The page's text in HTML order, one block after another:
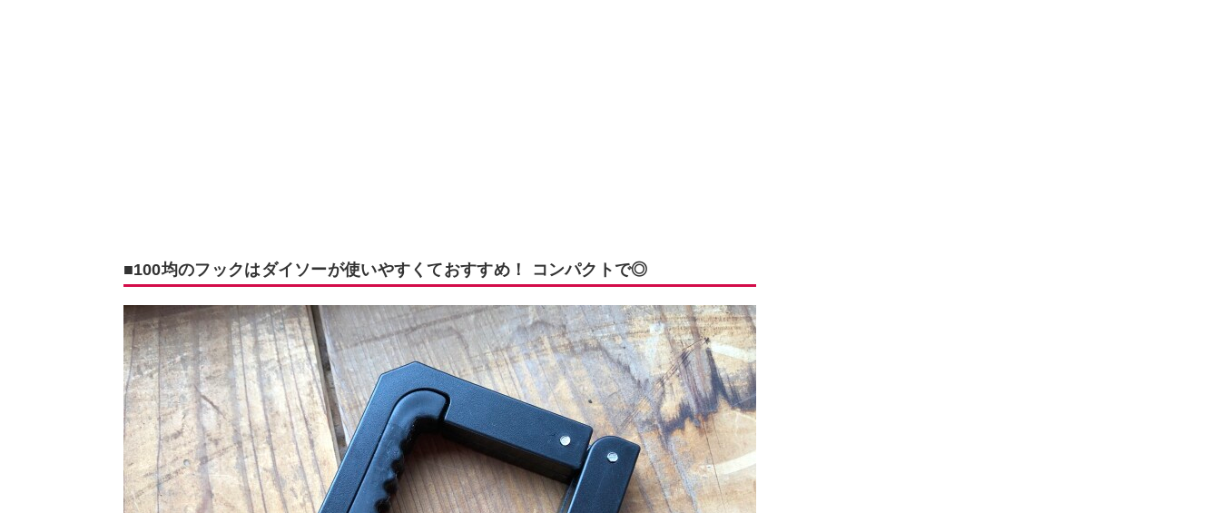
■100均のフックはダイソーが使いやすくておすすめ！ コンパクトで◎